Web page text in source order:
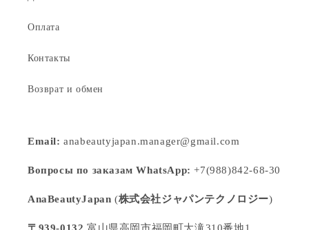
Оплата
Контакты
Возврат и обмен
Email:anabeautyjapan.manager@gmail.com
Вопросы по заказам WhatsApp:+7(988)842-68-30
AnaBeautyJapan (株式会社ジャパンテクノロジー)